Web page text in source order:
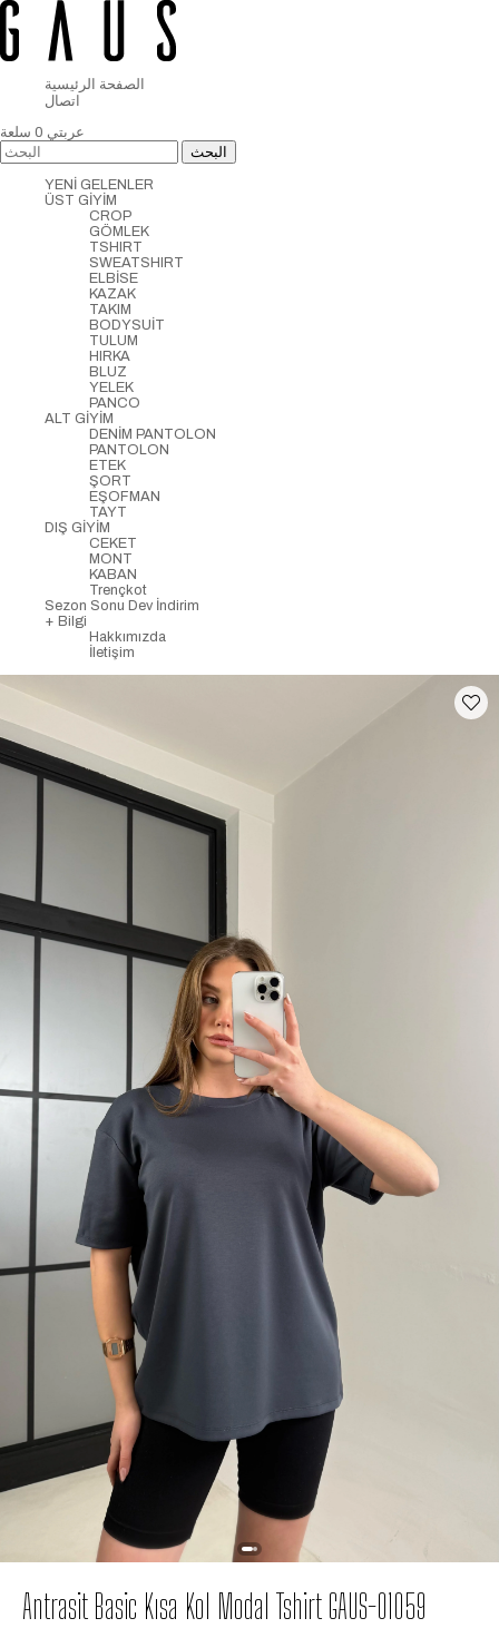
الصفحة الرئيسية
اتصال
عربتي 0 سلعة
YENİ GELENLER
ÜST GİYİM
CROP
GÖMLEK
TSHIRT
SWEATSHIRT
ELBİSE
KAZAK
TAKIM
BODYSUİT
TULUM
HIRKA
BLUZ
YELEK
PANCO
ALT GİYİM
DENİM PANTOLON
PANTOLON
ETEK
ŞORT
EŞOFMAN
TAYT
DIŞ GİYİM
CEKET
MONT
KABAN
Trençkot
Sezon Sonu Dev İndirim
+ Bilgi
Hakkımızda
İletişim
Antrasit Basic Kısa Kol Modal Tshirt GAUS-01059